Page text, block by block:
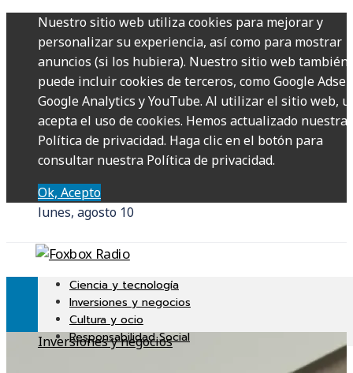
Nuestro sitio web utiliza cookies para mejorar y
personalizar su experiencia, así como para mostrar
anuncios (si los hubiera). Nuestro sitio web también
puede incluir cookies de terceros, como Google
Google Analytics y YouTube. Al utilizar el sitio web,
acepta el uso de cookies. Hemos actualizado nuestra
Política de privacidad. Haga clic en el botón para
consultar nuestra Política de privacidad.
Ok, Acepto
lunes, agosto 10
Ciencia y tecnología
Inversiones y negocios
Cultura y ocio
Responsabilidad Social
Inversiones y negocios